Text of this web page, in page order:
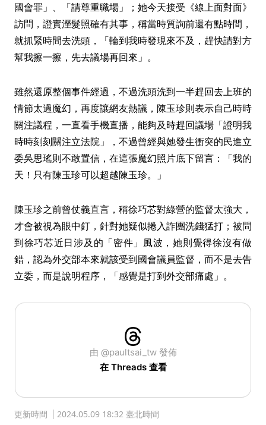
國會罪」、「請尊重職場」；她今天接受《線上面對面》
訪問，證實溼髮照確有其事，稱當時質詢前還有點時間，
就抓緊時間去洗頭，「輪到我時發現來不及，趕快請對方
幫我擦一擦，先去議場再回來」。
雖然還原整個事件經過，不過洗頭洗到一半趕回去上班的
情節太過魔幻，再度讓網友熱議，陳玉珍則表示自己時時
關注議程，一直看手機直播，能夠及時趕回議場「證明我
時時刻刻關注立法院」，不過曾經與她發生衝突的民進立
委吳思瑤則不敢置信，在這張魔幻照片底下留言：「我的
天！只有陳玉珍可以超越陳玉珍。」
陳玉珍之前曾仗義直言，稱徐巧芯對綠營的監督太強大，
才會被視為眼中釘，針對她疑似捲入詐團洗錢猛打；被問
到徐巧芯近日涉及的「密件」風波，她則覺得徐沒有做
錯，認為外交部本來就該受到國會議員監督，而不是去告
立委，而是說明程序，「感覺是打到外交部痛處」。
由 @paultsai_tw 發佈
在 Threads 查看
更新時間 2024.05.09 18:32 臺北時間